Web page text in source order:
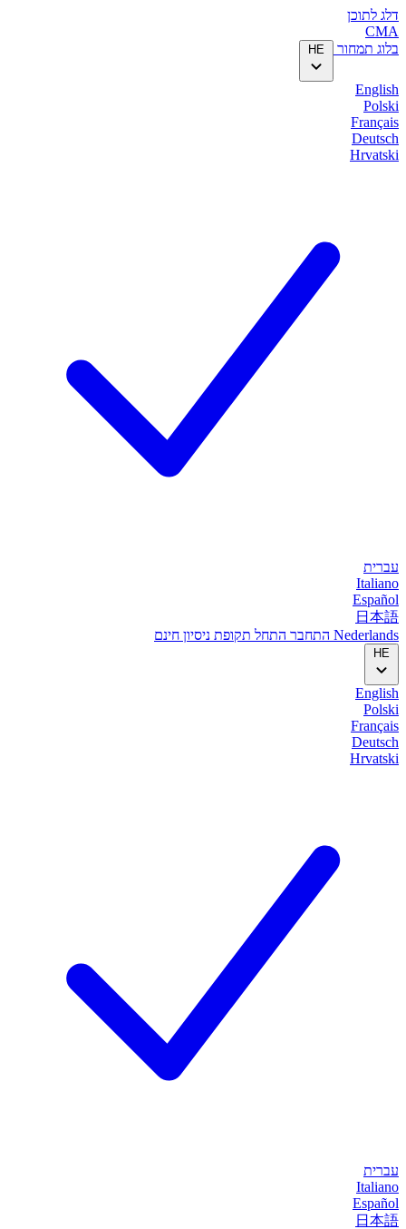
דלג לתוכן
CMA
בלוג תמחור HE
English
Polski
Français
Deutsch
Hrvatski
עברית
Italiano
Español
日本語
Nederlands התחבר התחל תקופת ניסיון חינם
HE
English
Polski
Français
Deutsch
Hrvatski
עברית
Italiano
Español
日本語